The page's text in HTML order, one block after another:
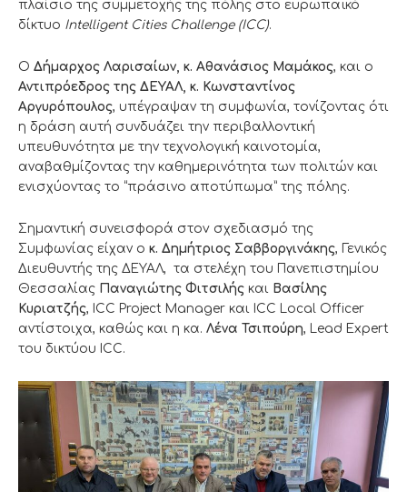
πλαίσιο της συμμετοχής της πόλης στο ευρωπαϊκό
δίκτυο Intelligent Cities Challenge(ICC).
Ο Δήμαρχος Λαρισαίων, κ. Αθανάσιος Μαμάκος, και ο
Αντιπρόεδρος της ΔΕΥΑΛ, κ. Κωνσταντίνος
Αργυρόπουλος, υπέγραψαν τη συμφωνία, τονίζοντας ότι
η δράση αυτή συνδυάζει την περιβαλλοντική
υπευθυνότητα με την τεχνολογική καινοτομία,
αναβαθμίζοντας την καθημερινότητα των πολιτών και
ενισχύοντας το “πράσινο αποτύπωμα” της πόλης.
Σημαντική συνεισφορά στοv σχεδιασμό της
Συμφωνίας είχαν ο κ. Δημήτριος Σαββοργινάκης, Γενικός
Διευθυντής της ΔΕΥΑΛ, τα στελέχη του Πανεπιστημίου
Θεσσαλίας Παναγιώτης Φιτσιλής και Βασίλης
Κυριατζής, ICC Project Manager και ICC Local Officer
αντίστοιχα, καθώς και η κα. Λένα Τσιπούρη, Lead Expert
του δικτύου ICC.